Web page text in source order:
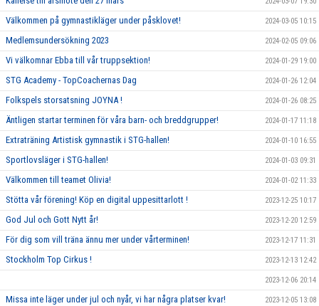
Välkommen på gymnastikläger under påsklovet! 2024-03-05 10:15
Medlemsundersökning 2023 2024-02-05 09:06
Vi välkomnar Ebba till vår truppsektion! 2024-01-29 19:00
STG Academy - TopCoachernas Dag 2024-01-26 12:04
Folkspels storsatsning JOYNA ! 2024-01-26 08:25
Äntligen startar terminen för våra barn- och breddgrupper! 2024-01-17 11:18
Extraträning Artistisk gymnastik i STG-hallen! 2024-01-10 16:55
Sportlovsläger i STG-hallen! 2024-01-03 09:31
Välkommen till teamet Olivia! 2024-01-02 11:33
Stötta vår förening! Köp en digital uppesittarlott ! 2023-12-25 10:17
God Jul och Gott Nytt år! 2023-12-20 12:59
För dig som vill träna ännu mer under vårterminen! 2023-12-17 11:31
Stockholm Top Cirkus ! 2023-12-13 12:42
2023-12-06 20:14
Missa inte läger under jul och nyår, vi har några platser kvar! 2023-12-05 13:08